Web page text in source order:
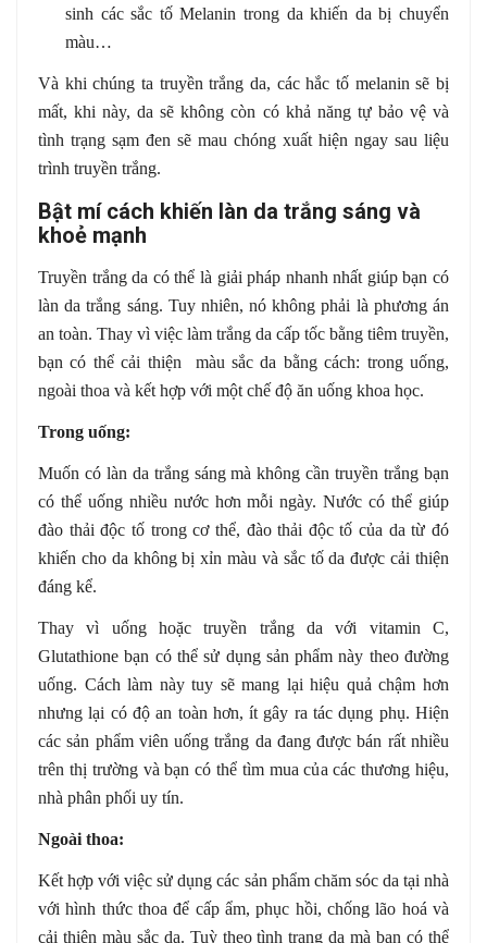
sinh các sắc tố Melanin trong da khiến da bị chuyển
màu…
Và khi chúng ta truyền trắng da, các hắc tố melanin sẽ bị
mất, khi này, da sẽ không còn có khả năng tự bảo vệ và
tình trạng sạm đen sẽ mau chóng xuất hiện ngay sau liệu
trình truyền trắng.
Bật mí cách khiến làn da trắng sáng và
khoẻ mạnh
Truyền trắng da có thể là giải pháp nhanh nhất giúp bạn có
làn da trắng sáng. Tuy nhiên, nó không phải là phương án
an toàn. Thay vì việc làm trắng da cấp tốc bằng tiêm truyền,
bạn có thể cải thiện màu sắc da bằng cách: trong uống,
ngoài thoa và kết hợp với một chế độ ăn uống khoa học.
Trong uống:
Muốn có làn da trắng sáng mà không cần truyền trắng bạn
có thể uống nhiều nước hơn mỗi ngày. Nước có thể giúp
đào thải độc tố trong cơ thể, đào thải độc tố của da từ đó
khiến cho da không bị xỉn màu và sắc tố da được cải thiện
đáng kể.
Thay vì uống hoặc truyền trắng da với vitamin C,
Glutathione bạn có thể sử dụng sản phẩm này theo đường
uống. Cách làm này tuy sẽ mang lại hiệu quả chậm hơn
nhưng lại có độ an toàn hơn, ít gây ra tác dụng phụ. Hiện
các sản phẩm viên uống trắng da đang được bán rất nhiều
trên thị trường và bạn có thể tìm mua của các thương hiệu,
nhà phân phối uy tín.
Ngoài thoa:
Kết hợp với việc sử dụng các sản phẩm chăm sóc da tại nhà
với hình thức thoa để cấp ẩm, phục hồi, chống lão hoá và
cải thiện màu sắc da. Tuỳ theo tình trạng da mà bạn có thể